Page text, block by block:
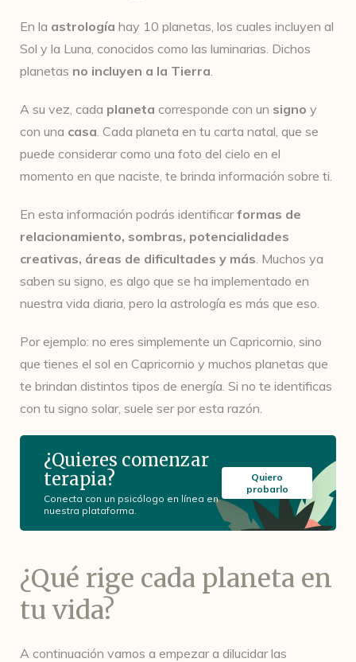
En la astrología hay 10 planetas, los cuales incluyen al
Sol y la Luna, conocidos como las luminarias. Dichos
planetas no incluyen a la Tierra.
A su vez, cada planeta corresponde con un signo y
con una casa. Cada planeta en tu carta natal, que se
puede considerar como una foto del cielo en el
momento en que naciste, te brinda información sobre ti.
En esta información podrás identificarformas de
relacionamiento, sombras, potencialidades
creativas, áreas de dificultades y más. Muchos ya
saben su signo, es algo que se ha implementado en
nuestra vida diaria, pero la astrología es más que eso.
Por ejemplo: no eres simplemente un Capricornio, sino
que tienes el sol en Capricornio y muchos planetas que
te brindan distintos tipos de energía. Si no te identificas
con tu signo solar, suele ser por esta razón.
¿Quieres comenzar
terapia?
Conecta con un psicólogo en línea en
nuestra plataforma.
Quiero
probarlo
¿Qué rige cada planeta en
tu vida?
A continuación vamos a empezar a dilucidar las